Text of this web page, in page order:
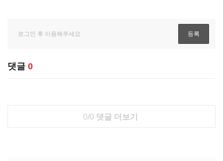
댓글 0
0/0 댓글 더보기